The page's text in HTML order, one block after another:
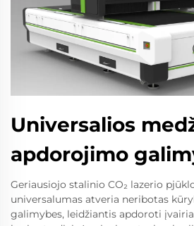
Universalios
apdorojimo
Geriausiojo stalinio CO₂ lazerio
universalumas atveria neribotas
galimybes, leidžiantis apdoroti